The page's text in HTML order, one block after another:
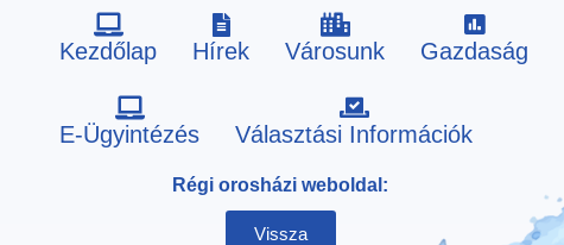
Kezdőlap Hírek Városunk Gazdaság
E-Ügyintézés Választási Információk
Régi orosházi weboldal:
Vissza